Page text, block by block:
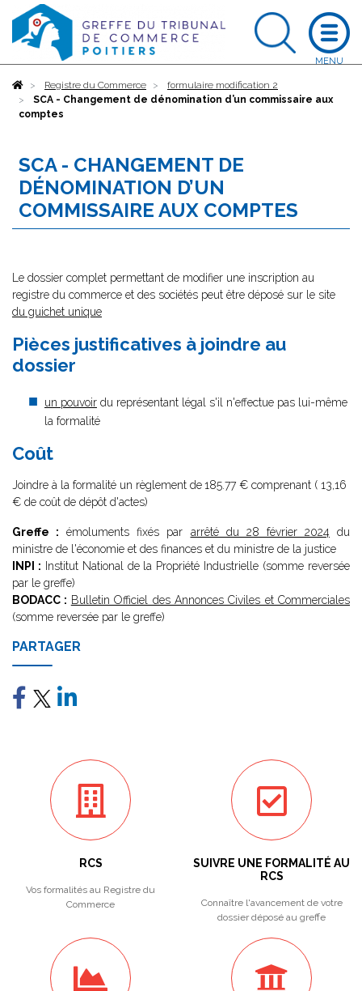
AccueilRegistre du Commerce
formulaire modification 2
SCA - Changement de dénomination d’un commissaire aux
comptes
SCA - CHANGEMENT DE
DÉNOMINATION D’UN
COMMISSAIRE AUX COMPTES
Le dossier complet permettant de modifier une inscription au
registre du commerce et des sociétés peut être déposé sur le site
du guichet unique
Pièces justificatives à joindre au
dossier
un pouvoir du représentant légal s'il n'effectue pas lui-même
la formalité
Coût
Joindre à la formalité un règlement de185.77 € comprenant ( 13,16
€ de coût de dépôt d'actes)
Greffe : émoluments fixés par arrêté du 28 février 2024 du
ministre de l'économie et des finances et du ministre de la justice
INPI : Institut National de la Propriété Industrielle (somme reversée
par le greffe)
BODACC : Bulletin Officiel des Annonces Civiles et Commerciales
(somme reversée par le greffe)
PARTAGER
RCS
Vos formalités au Registre du
Commerce
SUIVRE UNE FORMALITÉ AU
RCS
Connaître l'avancement de votre
dossier déposé au greffe